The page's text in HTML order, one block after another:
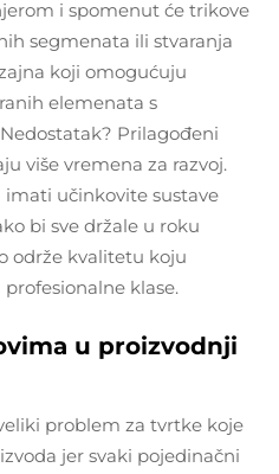
i spomenut će trikove
segmenata ili stvaranja
koji omogućuju
elemenata s
Prilagođeni
više vremena za razvoj.
učinkovite sustave
bi sve držale u roku
održe kvalitetu koju
klase.
u proizvodnji
problem za tvrtke koje
jer svaki pojedinačni